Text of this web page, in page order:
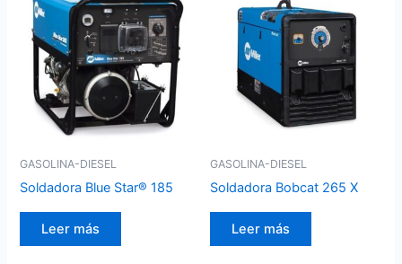
GASOLINA-DIESEL
Soldadora Blue Star® 185
Leer más
GASOLINA-DIESEL
Soldadora Bobcat 265 X
Leer más